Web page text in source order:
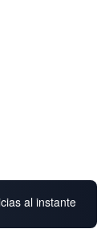
al instante